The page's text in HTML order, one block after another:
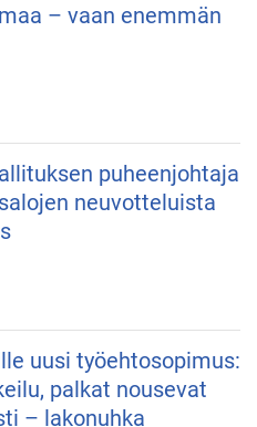
– vaan enemmän
puheenjohtaja
neuvotteluista
uusi työehtosopimus:
palkat nousevat
– lakonuhka